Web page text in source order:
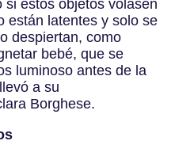
si estos objetos volasen
están latentes y solo se
despiertan, como
bebé, que se
luminoso antes de la
a su
Borghese.